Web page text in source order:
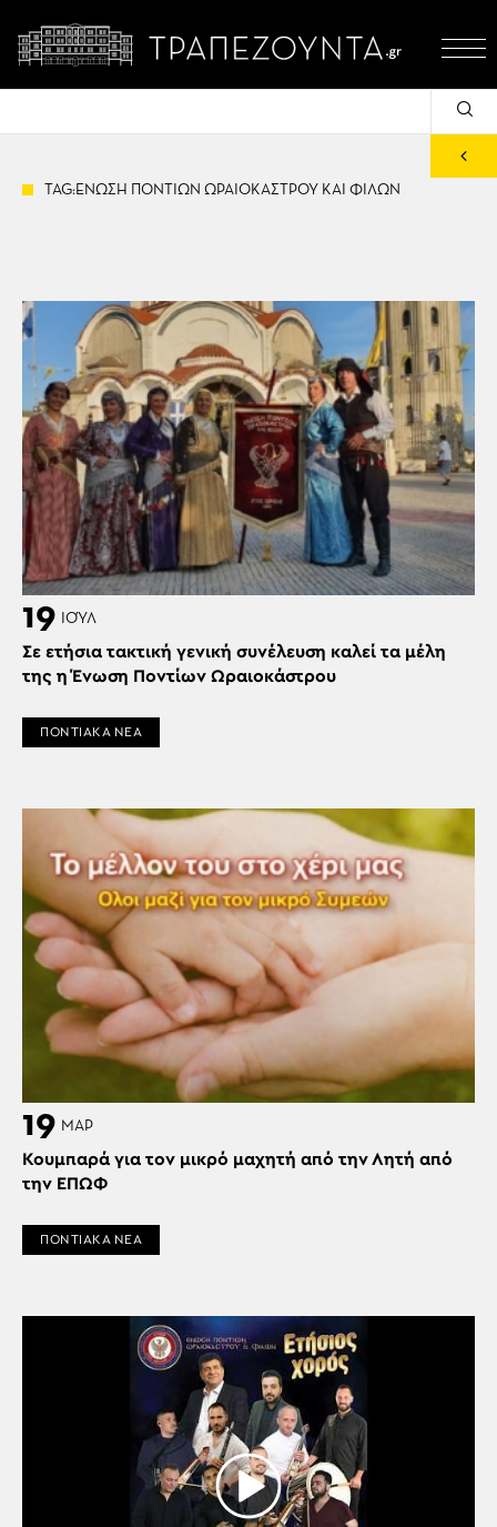
TAG:ΕΝΩΣΗ ΠΟΝΤΙΩΝ ΩΡΑΙΟΚΑΣΤΡΟΥ ΚΑΙ ΦΙΛΩΝ
19 ΙΟΎΛ
Σε ετήσια τακτική γενική συνέλευση καλεί τα μέλη
της η Ένωση Ποντίων Ωραιοκάστρου
ΠΟΝΤΙΑΚΑ ΝΕΑ
19 ΜΑΡ
Κουμπαρά για τον μικρό μαχητή από την Λητή από
την ΕΠΩΦ
ΠΟΝΤΙΑΚΑ ΝΕΑ